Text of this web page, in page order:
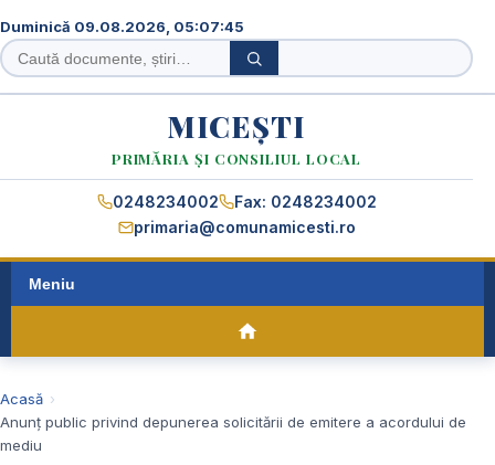
Duminică 09.08.2026, 05:07:46
Caută
în
Caută
MICEȘTI
PRIMĂRIA ȘI CONSILIUL LOCAL
0248234002
Fax: 0248234002
primaria@comunamicesti.ro
Meniu
Acasă
Anunţ public privind depunerea solicitării de emitere a acordului de
mediu